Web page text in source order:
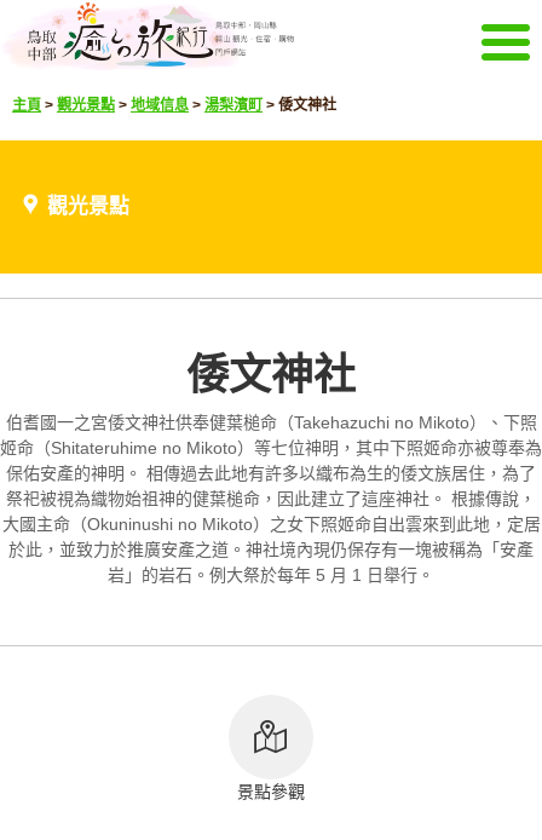
主頁
精彩影像
其它菜單
關於鳥取中部觀光推進機構 咨詢
網站導航 關於本站
主頁 > 觀光景點 > 地域信息 > 湯梨濱町 > 倭文神社
觀光景點
倭文神社
伯耆國一之宮倭文神社供奉健葉槌命（Takehazuchi no Mikoto）、下照
姬命（Shitateruhime no Mikoto）等七位神明，其中下照姬命亦被尊奉為
保佑安產的神明。 相傳過去此地有許多以織布為生的倭文族居住，為了
祭祀被視為織物始祖神的健葉槌命，因此建立了這座神社。 根據傳說，
大國主命（Okuninushi no Mikoto）之女下照姬命自出雲來到此地，定居
於此，並致力於推廣安產之道。神社境內現仍保存有一塊被稱為「安產
岩」的岩石。例大祭於每年 5 月 1 日舉行。
景點參觀